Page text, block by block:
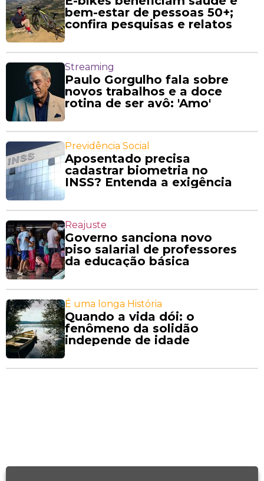
bem-estar de pessoas 50+;
confira pesquisas e relatos
Streaming
Paulo Gorgulho fala sobre
novos trabalhos e a doce
rotina de ser avô: 'Amo'
Previdência Social
Aposentado precisa
cadastrar biometria no
INSS? Entenda a exigência
Reajuste
Governo sanciona novo
piso salarial de professores
da educação básica
É uma longa História
Quando a vida dói: o
fenômeno da solidão
independe de idade